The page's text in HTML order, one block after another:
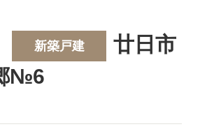
新築戸建
廿日市
№6